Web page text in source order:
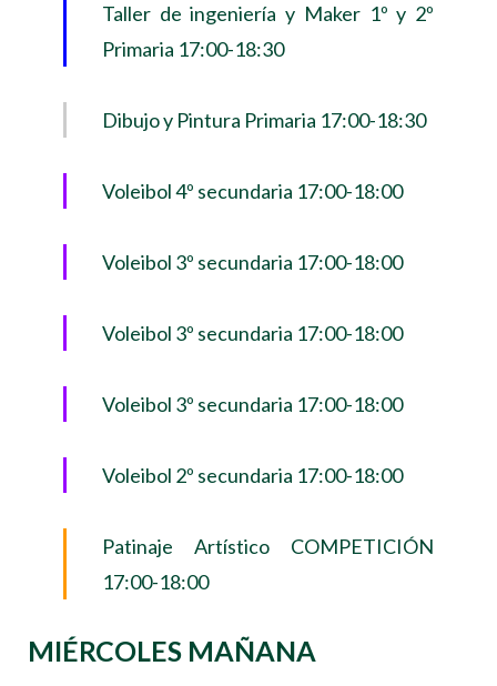
Taller de ingeniería y Maker 1º y 2º
Primaria 17:00-18:30
Dibujo y Pintura Primaria 17:00-18:30
Voleibol 4º secundaria 17:00-18:00
Voleibol 3º secundaria 17:00-18:00
Voleibol 3º secundaria 17:00-18:00
Voleibol 3º secundaria 17:00-18:00
Voleibol 2º secundaria 17:00-18:00
Patinaje Artístico COMPETICIÓN
17:00-18:00
MIÉRCOLES MAÑANA